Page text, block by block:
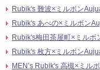
Rubik's 難波×ミルボン
Rubik's あべの×ミルボン
Rubik's梅田茶屋町×ミルボ
Rubik's 枚方×ミルボン
MEN’s Rubik's 高槻×ミル